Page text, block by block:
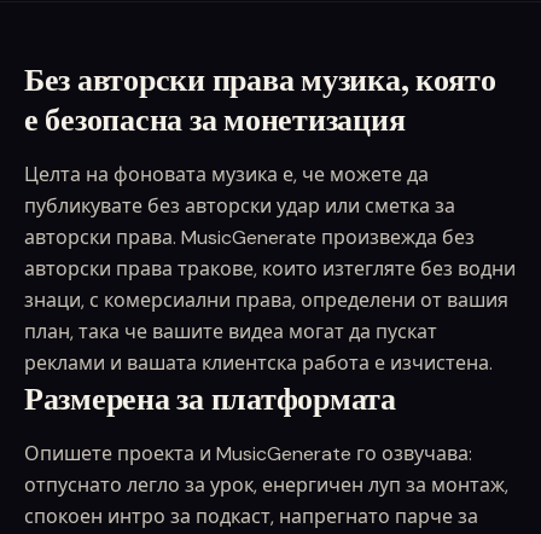
Без авторски права музика, която
е безопасна за монетизация
Целта на фоновата музика е, че можете да
публикувате без авторски удар или сметка за
авторски права. MusicGenerate произвежда без
авторски права тракове, които изтегляте без водни
знаци, с комерсиални права, определени от вашия
план, така че вашите видеа могат да пускат
реклами и вашата клиентска работа е изчистена.
Размерена за платформата
Опишете проекта и MusicGenerate го озвучава:
отпуснато легло за урок, енергичен луп за монтаж,
спокоен интро за подкаст, напрегнато парче за